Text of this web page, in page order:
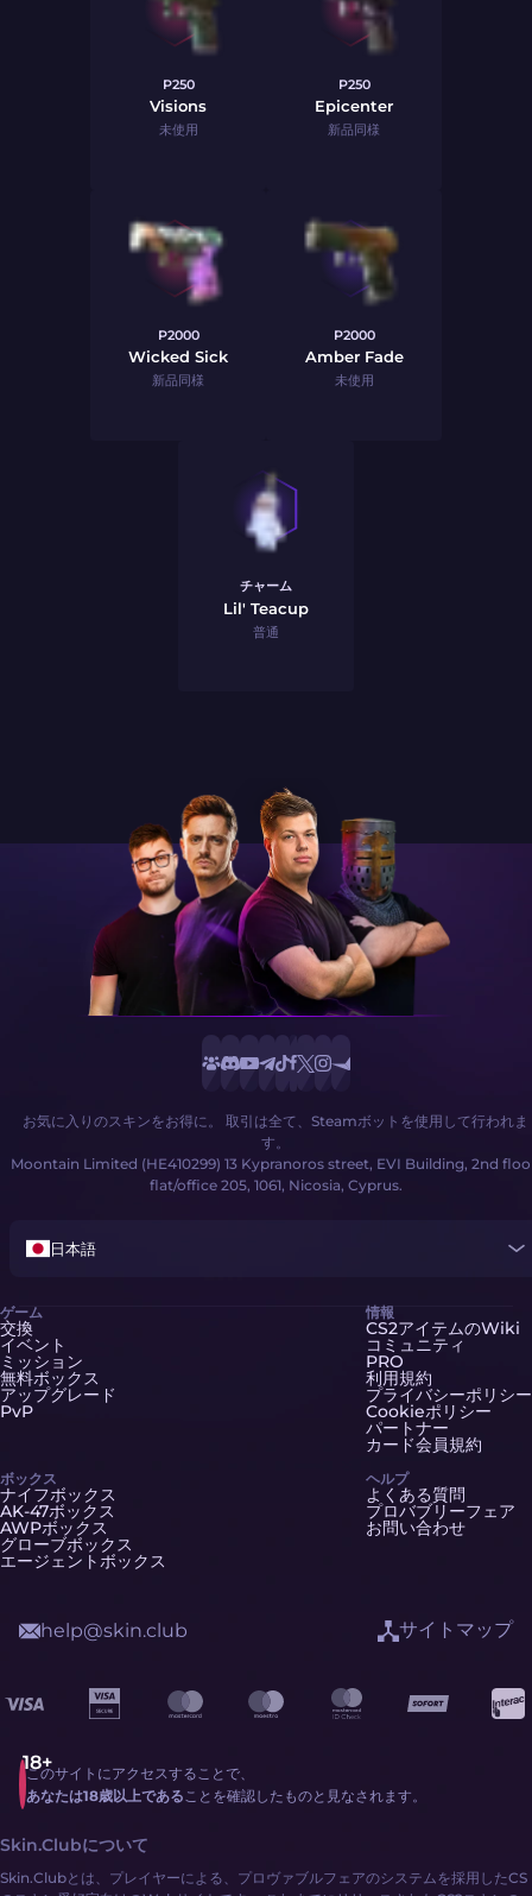
P250
Visions
未使用
P250
Epicenter
新品同様
P2000
Wicked Sick
新品同様
P2000
Amber Fade
未使用
チャーム
Lil' Teacup
普通
お気に入りのスキンをお得に。 取引は全て、Steamボットを使用して行われま
す。
Moontain Limited (HE410299) 13 Kypranoros street, EVI Building, 2nd
flat/office 205, 1061, Nicosia, Cyprus.
日本語
ゲーム
交換
イベント
ミッション
無料ボックス
アップグレード
PvP
ボックス
ナイフボックス
AK-47ボックス
AWPボックス
グローブボックス
エージェントボックス
情報
CS2アイテムのWiki
コミュニティ
PRO
利用規約
プライバシーポリシー
Cookieポリシー
パートナー
カード会員規約
ヘルプ
よくある質問
プロバブリーフェア
お問い合わせ
このサイトにアクセスすることで、
あなたは18歳以上であることを確認したものと見なされます。
help@skin.club サイトマップ
Skin.Clubについて
Skin.Clubとは、プレイヤーによる、プロヴァブルフェアのシステムを採用したCS